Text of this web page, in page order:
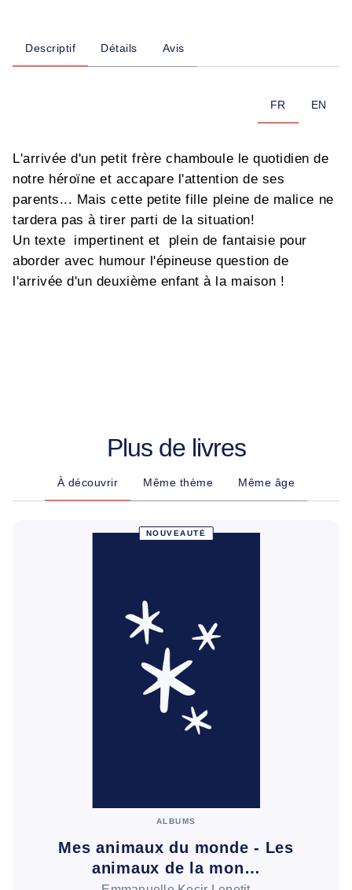
Descriptif Détails Avis
FR EN
L'arrivée d'un petit frère chamboule le quotidien de
notre héroïne et accapare l'attention de ses
parents... Mais cette petite fille pleine de malice ne
tardera pas à tirer parti de la situation!
Un texte impertinent et plein de fantaisie pour
aborder avec humour l'épineuse question de
l'arrivée d'un deuxième enfant à la maison !
Plus de livres
À découvrir Même thème Même âge
NOUVEAUTÉ
ALBUMS
Mes animaux du monde - Les
animaux de la mon…